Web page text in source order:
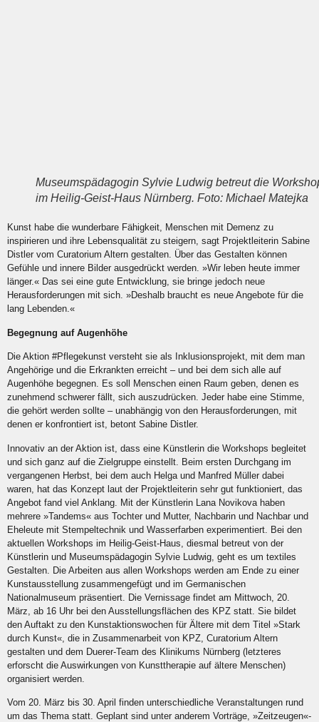
Museumspädagogin Sylvie Ludwig betreut die
im Heilig-Geist-Haus Nürnberg. Foto: Michael Matejka
Kunst habe die wunderbare Fähigkeit, Menschen mit Demenz zu
inspirieren und ihre Lebensqualität zu steigern, sagt Projektleiterin Sabine
Distler vom Curatorium Altern gestalten. Über das Gestalten können
Gefühle und innere Bilder ausgedrückt werden. »Wir leben heute immer
länger.« Das sei eine gute Entwicklung, sie bringe jedoch neue
Herausforderungen mit sich. »Deshalb braucht es neue Angebote für die
lang Lebenden.«
Begegnung auf Augenhöhe
Die Aktion #Pflegekunst versteht sie als Inklusionsprojekt, mit dem man
Angehörige und die Erkrankten erreicht – und bei dem sich alle auf
Augenhöhe begegnen. Es soll Menschen einen Raum geben, denen es
zunehmend schwerer fällt, sich auszudrücken. Jeder habe eine Stimme,
die gehört werden sollte – unabhängig von den Herausforderungen, mit
denen er konfrontiert ist, betont Sabine Distler.
Innovativ an der Aktion ist, dass eine Künstlerin die Workshops begleitet
und sich ganz auf die Zielgruppe einstellt. Beim ersten Durchgang im
vergangenen Herbst, bei dem auch Helga und Manfred Müller dabei
waren, hat das Konzept laut der Projektleiterin sehr gut funktioniert, das
Angebot fand viel Anklang. Mit der Künstlerin Lana Novikova haben
mehrere »Tandems« aus Tochter und Mutter, Nachbarin und Nachbar und
Eheleute mit Stempeltechnik und Wasserfarben experimentiert. Bei den
aktuellen Workshops im Heilig-Geist-Haus, diesmal betreut von der
Künstlerin und Museumspädagogin Sylvie Ludwig, geht es um textiles
Gestalten. Die Arbeiten aus allen Workshops werden am Ende zu einer
Kunstausstellung zusammengefügt und im Germanischen
Nationalmuseum präsentiert. Die Vernissage findet am Mittwoch, 20.
März, ab 16 Uhr bei den Ausstellungsflächen des KPZ statt. Sie bildet
den Auftakt zu den Kunstaktionswochen für Ältere mit dem Titel »Stark
durch Kunst«, die in Zusammenarbeit von KPZ, Curatorium Altern
gestalten und dem Duerer-Team des Klinikums Nürnberg (letzteres
erforscht die Auswirkungen von Kunsttherapie auf ältere Menschen)
organisiert werden.
Vom 20. März bis 30. April finden unterschiedliche Veranstaltungen rund
um das Thema statt. Geplant sind unter anderem Vorträge, »Zeitzeugen«-